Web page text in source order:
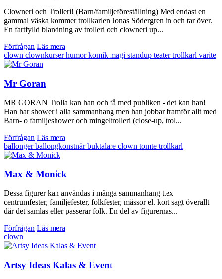
Clowneri och Trolleri! (Barn/familjeföreställning) Med endast en
gammal väska kommer trollkarlen Jonas Södergren in och tar över.
En fartfylld blandning av trolleri och clowneri up...
Förfrågan Läs mera
clown clownkurserhumorkomik magi standup teatertrollkarl varite
Mr Goran
MR GORAN Trolla kan han och få med publiken - det kan han!
Han har shower i alla sammanhang men han jobbar framför allt med
Barn- o familjeshower och mingeltrolleri (close-up, trol...
Förfrågan Läs mera
ballongerballongkonstnärbuktalare clown tomte trollkarl
Max & Monick
Dessa figurer kan användas i många sammanhang t.ex
centrumfester, familjefester, folkfester, mässor el. kort sagt överallt
där det samlas eller passerar folk. En del av figurernas...
Förfrågan Läs mera
clown
Artsy Ideas Kalas & Event